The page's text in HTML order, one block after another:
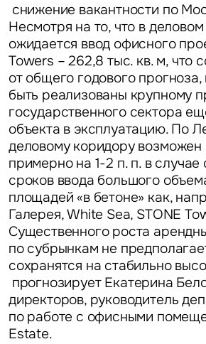
снижение вакантности по
Несмотря на то, что в
ожидается ввод офисного
Towers – 262,8 тыс. кв. м, что
от общего годового
быть реализованы крупному
государственного сектора
объекта в эксплуатацию. По
деловому коридору возможен
примерно на 1-2 п. п. в
сроков ввода большого
площадей «в бетоне» как,
Галерея, White Sea, STONE
Существенного роста
по субрынкам не
сохранятся на стабильно
прогнозирует Екатерина
директоров, руководитель
по работе с офисными
Estate.
Объявление
Это обязательное поле
Отправить
Нажимая на кнопку «Отправить», вы
на обработку и использование ваших
персональных данных